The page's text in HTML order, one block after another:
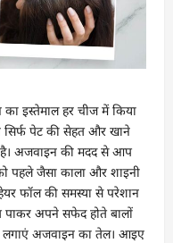
इस्तेमाल हर चीज में किया
पेट की सेहत और खाने
है। अजवाइन की मदद से आप
पहले जैसा काला और शाइनी
फॉल की समस्या से परेशान
अपने सफेद होते बालों
लगाएं अजवाइन का तेल। आइए